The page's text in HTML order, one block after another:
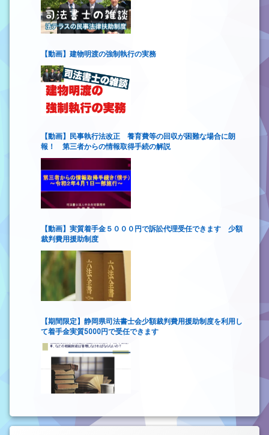
【動画】建物明渡の強制執行の実務
【動画】民事執行法改正 養育費等の回収が困難な場合に朗
報！ 第三者からの情報取得手続の解説
【動画】実質着手金５０００円で訴訟代理受任できます 少額
裁判費用援助制度
【期間限定】静岡県司法書士会少額裁判費用援助制度を利用し
て着手金実質5000円で受任できます